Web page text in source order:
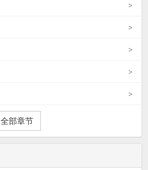
全部章节